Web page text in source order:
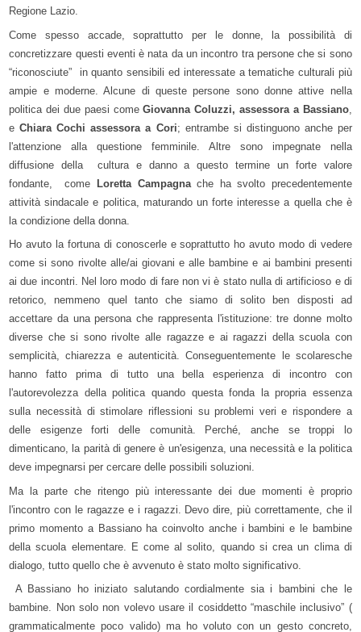
Regione Lazio.
Come spesso accade, soprattutto per le donne, la possibilità di
concretizzare questi eventi è nata da un incontro tra persone che si sono
“riconosciute” in quanto sensibili ed interessate a tematiche culturali più
ampie e moderne. Alcune di queste persone sono donne attive nella
politica dei due paesi comeGiovanna Coluzzi, assessora a Bassiano,
eChiara Cochi assessora a Cori; entrambe si distinguono anche per
l'attenzione alla questione femminile. Altre sono impegnate nella
diffusione della cultura e danno a questo termine un forte valore
fondante, come Loretta Campagnache ha svolto precedentemente
attività sindacale e politica, maturando un forte interesse a quella che è
la condizione della donna.
Ho avuto la fortuna di conoscerle e soprattutto ho avuto modo di vedere
come si sono rivolte alle/ai giovani e alle bambine e ai bambini presenti
ai due incontri. Nel loro modo di fare non vi è stato nulla di artificioso e di
retorico, nemmeno quel tanto che siamo di solito ben disposti ad
accettare da una persona che rappresenta l'istituzione: tre donne molto
diverse che si sono rivolte alle ragazze e ai ragazzi della scuola con
semplicità, chiarezza e autenticità. Conseguentemente le scolaresche
hanno fatto prima di tutto una bella esperienza di incontro con
l'autorevolezza della politica quando questa fonda la propria essenza
sulla necessità di stimolare riflessioni su problemi veri e rispondere a
delle esigenze forti delle comunità. Perché, anche se troppi lo
dimenticano, la parità di genere è un'esigenza, una necessità e la politica
deve impegnarsi per cercare delle possibili soluzioni.
Ma la parte che ritengo più interessante dei due momenti è proprio
l'incontro con le ragazze e i ragazzi. Devo dire, più correttamente, che il
primo momento a Bassiano ha coinvolto anche i bambini e le bambine
della scuola elementare. E come al solito, quando si crea un clima di
dialogo, tutto quello che è avvenuto è stato molto significativo.
A Bassiano ho iniziato salutando cordialmente sia i bambini che le
bambine. Non solo non volevo usare il cosiddetto “maschile inclusivo” (
grammaticalmente poco valido) ma ho voluto con un gesto concreto,